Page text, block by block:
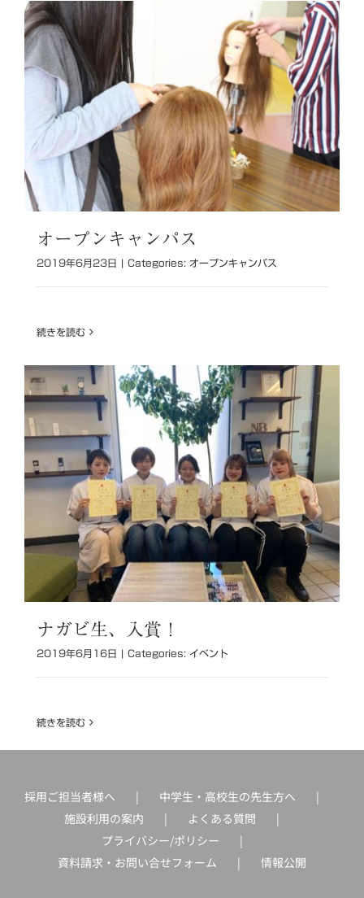
オープンキャンパス
2019年6月23日 | Categories: オープンキャンパス
続きを読む
ナガビ生、入賞！
2019年6月16日 | Categories: イベント
続きを読む
採用ご担当者様へ
中学生・高校生の先生方へ
施設利用の案内
よくある質問
プライバシー/ポリシー
資料請求・お問い合せフォーム
情報公開